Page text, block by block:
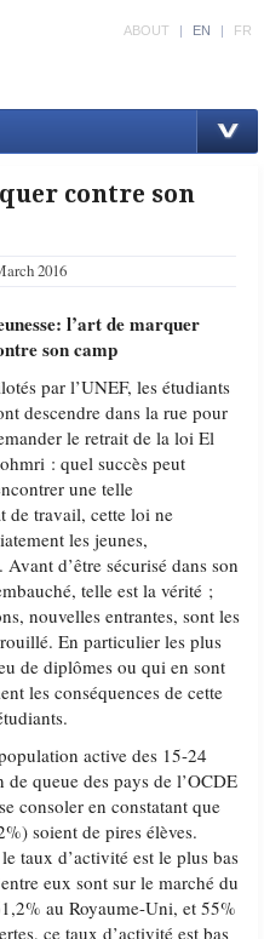
ABOUT | EN | FR
contre son
2016
l’art de marquer
son camp
par l’UNEF, les étudiants
descendre dans la rue pour
le retrait de la loi El
: quel succès peut
une telle
de travail, cette loi ne
les jeunes,
d’être sécurisé dans son
telle est la vérité ;
nouvelles entrantes, sont les
En particulier les plus
de diplômes ou qui en sont
les conséquences de cette
active des 15-24
queue des pays de l’OCDE
consoler en constatant que
soient de pires élèves.
taux d’activité est le plus bas
eux sont sur le marché du
au Royaume-Uni, et 55%
ce taux d’activité est bas